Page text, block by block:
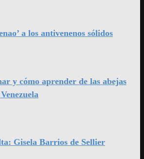
a los antivenenos sólidos
y cómo aprender de las abejas
Gisela Barrios de Sellier